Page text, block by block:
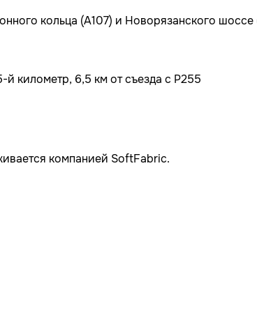
кольца (А107) и Новорязанского
километр, 6,5 км от съезда с Р255
компанией SoftFabric.